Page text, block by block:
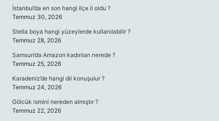
İstanbul’da en son hangi ilçe il oldu ?
Temmuz 30, 2026
Stella boya hangi yüzeylerde kullanılabilir ?
Temmuz 28, 2026
Samsun’da Amazon kadınları nerede ?
Temmuz 25, 2026
Karadeniz’de hangi dil konuşulur ?
Temmuz 24, 2026
Gölcük ismini nereden almıştır ?
Temmuz 22, 2026